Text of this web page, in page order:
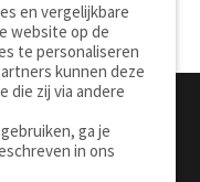
site
en vergelijkbare
website op de
te personaliseren
kunnen deze
die zij via andere
ga je
in ons